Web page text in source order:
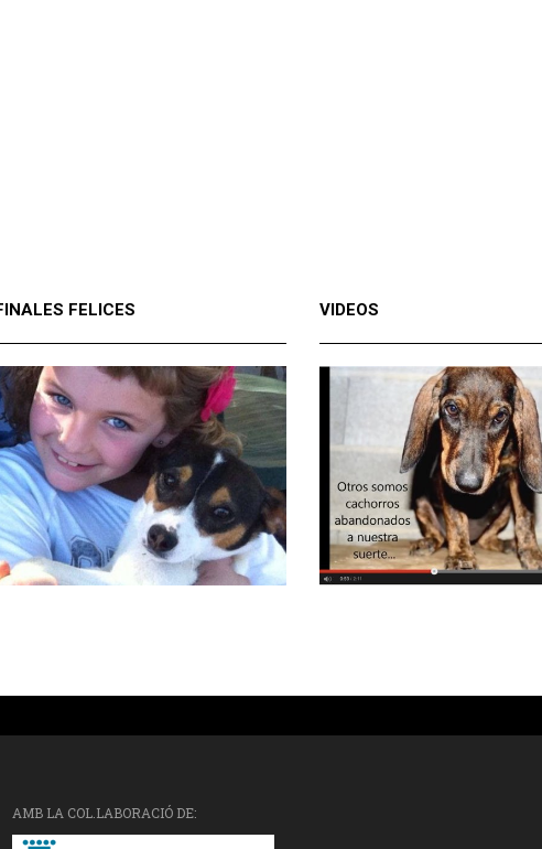
FELICES VIDEOS
AMB LA COL.LABORACIÓ DE: